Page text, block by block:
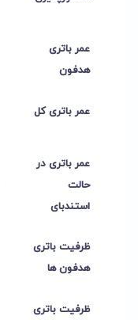
عمر باتری
هدفون
عمر باتری کل
عمر باتری در
حالت
استندبای
ظرفیت باتری
هدفون ها
ظرفیت باتری